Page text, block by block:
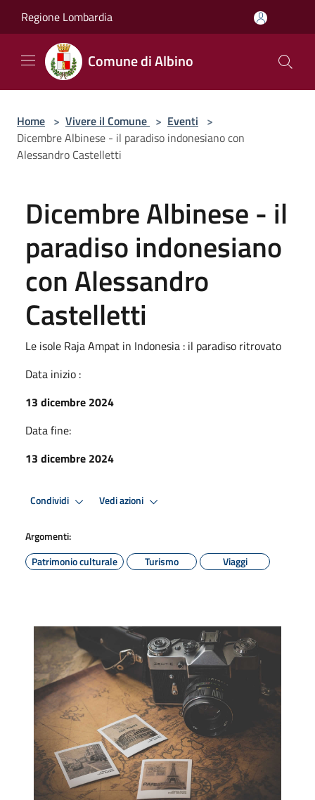
Regione Lombardia
Comune di Albino
Home > Vivere il Comune > Eventi >
Dicembre Albinese - il paradiso indonesiano con
Alessandro Castelletti
Dicembre Albinese - il
paradiso indonesiano
con Alessandro
Castelletti
Le isole Raja Ampat in Indonesia : il paradiso ritrovato
Data inizio :
13 dicembre 2024
Data fine:
13 dicembre 2024
Condividi Vedi azioni
Argomenti:
Patrimonio culturale
Turismo Viaggi